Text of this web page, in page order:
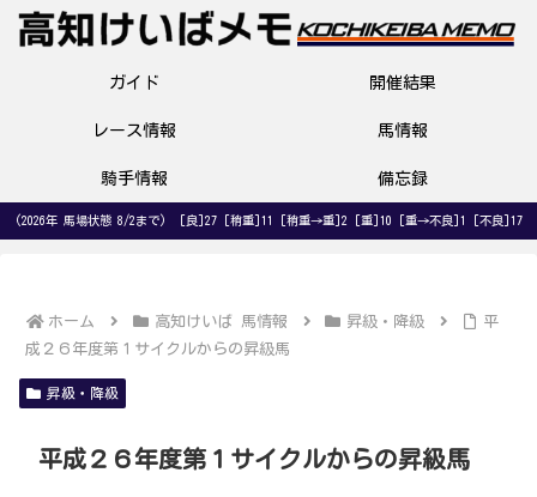
ガイド 開催結果
レース情報 馬情報
騎手情報 備忘録
(2026年 馬場状態 8/2まで) [良]27 [稍重]11 [稍重→重]2 [重]10 [重→不良]1 [不良]17
ホーム 高知けいば 馬情報 昇級・降級
平
成２６年度第１サイクルからの昇級馬
昇級・降級
平成２６年度第１サイクルからの昇級馬